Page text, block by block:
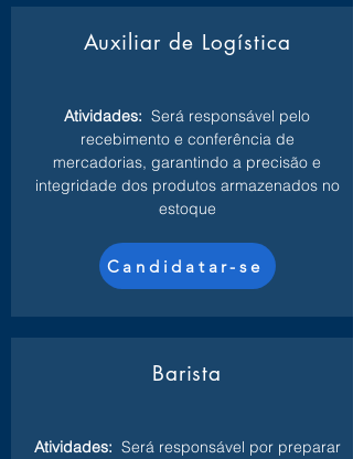
Auxiliar de Logística
Atividades: Será responsável pelo
recebimento e conferência de
mercadorias, garantindo a precisão e
integridade dos produtos armazenados no
estoque
Candidatar-se
Barista
Atividades: Será responsável por preparar